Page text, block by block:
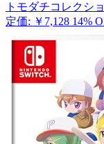
トモダチコレクシ
定価: ￥7,128 14%